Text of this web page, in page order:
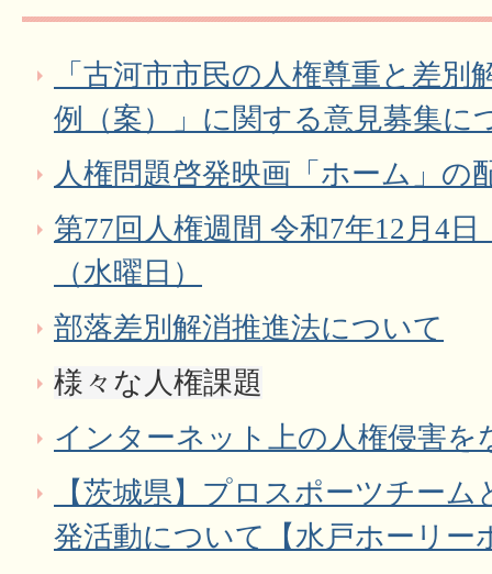
「古河市市民の人権尊重と差
例（案）」に関する意見募集に
人権問題啓発映画「ホーム」の
第77回人権週間 令和7年12月4
（水曜日）
部落差別解消推進法について
様々な人権課題
インターネット上の人権侵害を
【茨城県】プロスポーツチー
発活動について【水戸ホーリー